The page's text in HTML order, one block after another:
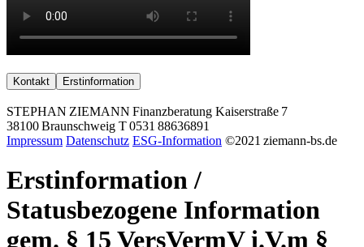
Kontakt Erstinformation
STEPHAN ZIEMANN Finanzberatung Kaiserstraße 7
38100 Braunschweig T 0531 88636891
Impressum Datenschutz ESG-Information ©2021 ziemann-bs.de
Erstinformation /
Statusbezogene Information
gem. § 15 VersVermV i.V.m §